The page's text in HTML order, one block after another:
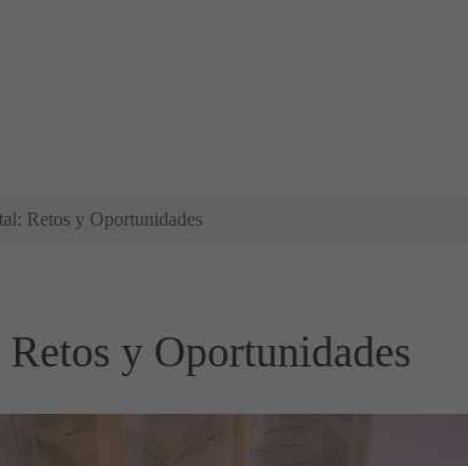
Retos y Oportunidades
y Oportunidades